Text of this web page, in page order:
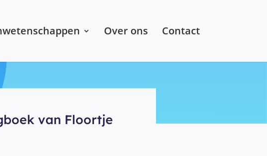
Over ons Contact
van Floortje